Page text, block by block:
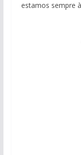
estamos sempre